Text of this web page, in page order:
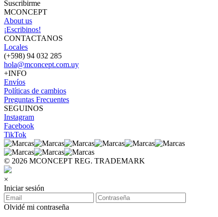
Suscribirme
MCONCEPT
About us
¡Escribinos!
CONTACTANOS
Locales
(+598) 94 032 285
hola@mconcept.com.uy
+INFO
Envíos
Políticas de cambios
Preguntas Frecuentes
SEGUINOS
Instagram
Facebook
TikTok
© 2026 MCONCEPT REG. TRADEMARK
×
Iniciar sesión
Olvidé mi contraseña